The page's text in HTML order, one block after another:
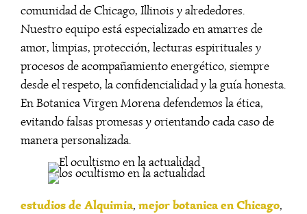
comunidad de Chicago, Illinois y alrededores.
Nuestro equipo está especializado en amarres de
amor, limpias, protección, lecturas espirituales y
procesos de acompañamiento energético, siempre
desde el respeto, la confidencialidad y la guía honesta.
En Botanica Virgen Morena defendemos la ética,
evitando falsas promesas y orientando cada caso de
manera personalizada.
estudios de Alquimia, mejor botanica en Chicago,